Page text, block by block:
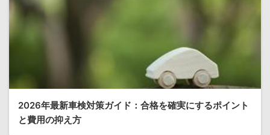
2026年最新車検対策ガイド：合格を確実にするポイント
と費用の抑え方